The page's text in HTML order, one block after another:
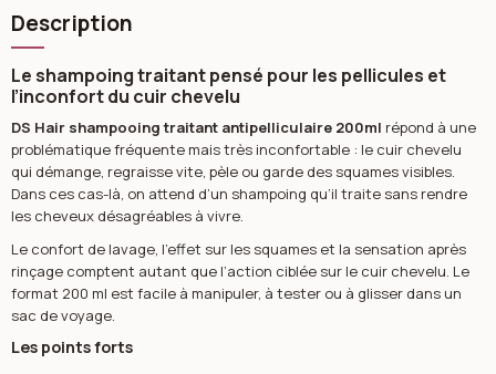
Description
Le shampoing traitant pensé pour les pellicules et
l’inconfort du cuir chevelu
DS Hair shampooing traitant antipelliculaire 200ml répond à une
problématique fréquente mais très inconfortable : le cuir chevelu
qui démange, regraisse vite, pèle ou garde des squames visibles.
Dans ces cas-là, on attend d’un shampoing qu’il traite sans rendre
les cheveux désagréables à vivre.
Le confort de lavage, l’effet sur les squames et la sensation après
rinçage comptent autant que l’action ciblée sur le cuir chevelu. Le
format 200 ml est facile à manipuler, à tester ou à glisser dans un
sac de voyage.
Les points forts